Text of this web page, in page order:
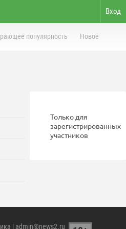
Вход
популярность Новое
Только для
зарегистрированных
участников
| admin@news2.ru